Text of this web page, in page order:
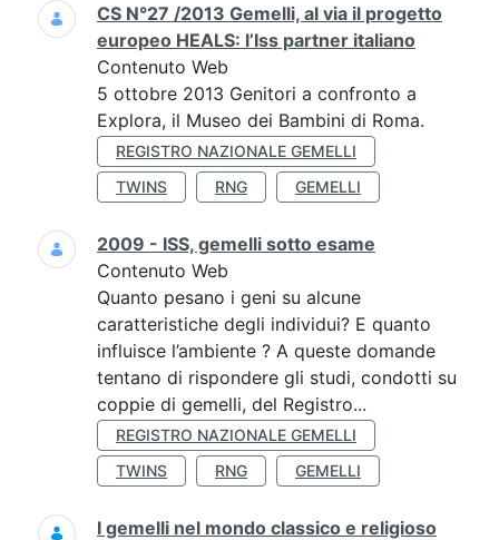
CS N°27 /2013 Gemelli, al via il progetto
europeo HEALS: l’Iss partner italiano
Contenuto Web
5 ottobre 2013 Genitori a confronto a
Explora, il Museo dei Bambini di Roma.
REGISTRO NAZIONALE GEMELLI
TWINS
RNG GEMELLI
2009 - ISS, gemelli sotto esame
Contenuto Web
Quanto pesano i geni su alcune
caratteristiche degli individui? E quanto
influisce l’ambiente ? A queste domande
tentano di rispondere gli studi, condotti su
coppie di gemelli, del Registro...
REGISTRO NAZIONALE GEMELLI
TWINS
RNG GEMELLI
I gemelli nel mondo classico e religioso